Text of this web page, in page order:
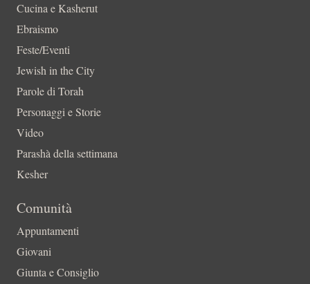
Cucina e Kasherut
Ebraismo
Feste/Eventi
Jewish in the City
Parole di Torah
Personaggi e Storie
Video
Parashà della settimana
Kesher
Comunità
Appuntamenti
Giovani
Giunta e Consiglio